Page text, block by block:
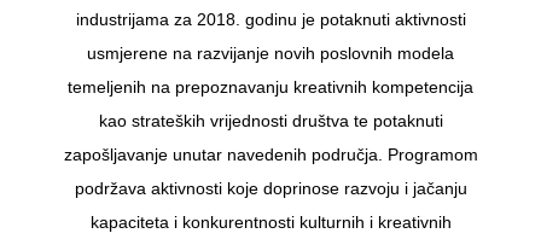
industrijama za 2018. godinu je potaknuti aktivnosti
usmjerene na razvijanje novih poslovnih modela
temeljenih na prepoznavanju kreativnih kompetencija
kao strateških vrijednosti društva te potaknuti
zapošljavanje unutar navedenih područja. Programom
podržava aktivnosti koje doprinose razvoju i jačanju
kapaciteta i konkurentnosti kulturnih i kreativnih